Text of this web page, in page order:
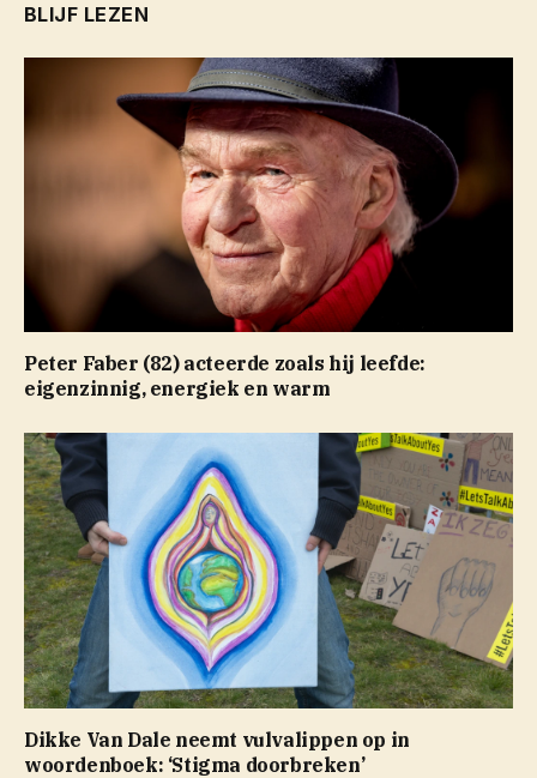
BLIJF LEZEN
Peter Faber (82) acteerde zoals hij leefde:
eigenzinnig, energiek en warm
Dikke Van Dale neemt vulvalippen op in
woordenboek: ‘Stigma doorbreken’